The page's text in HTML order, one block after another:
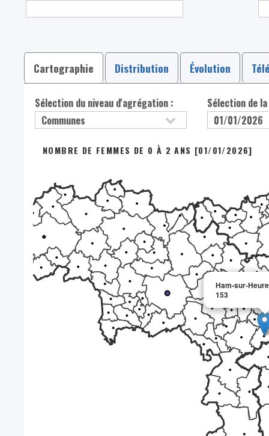
Cartographie Distribution Évolution
Sélection du niveau d'agrégation : Sélection de
Ham-sur-
153
NOMBRE DE FEMMES DE 0 À 2 ANS [01/01/2026]